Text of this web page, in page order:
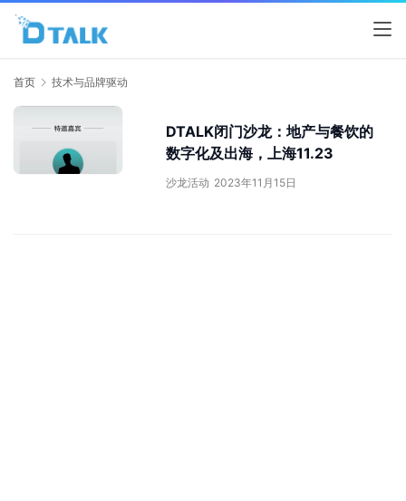
首页 技术与品牌驱动
DTALK闭门沙龙：地产与餐饮的
数字化及出海，上海11.23
沙龙活动 2023年11月15日